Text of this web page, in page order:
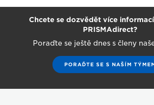
Chcete se dozvědět více
PRISMAdirect?
Poraďte se ještě dnes s členy
PORAĎTE SE S NAŠÍM